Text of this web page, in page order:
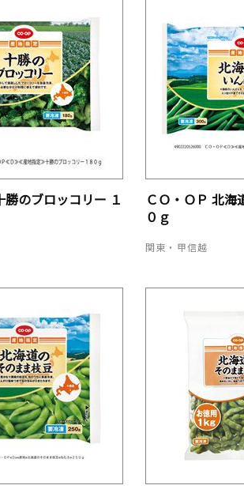
勝のブロッコリー １
ＣＯ・ＯＰ 北海
０ｇ
関東・甲信越